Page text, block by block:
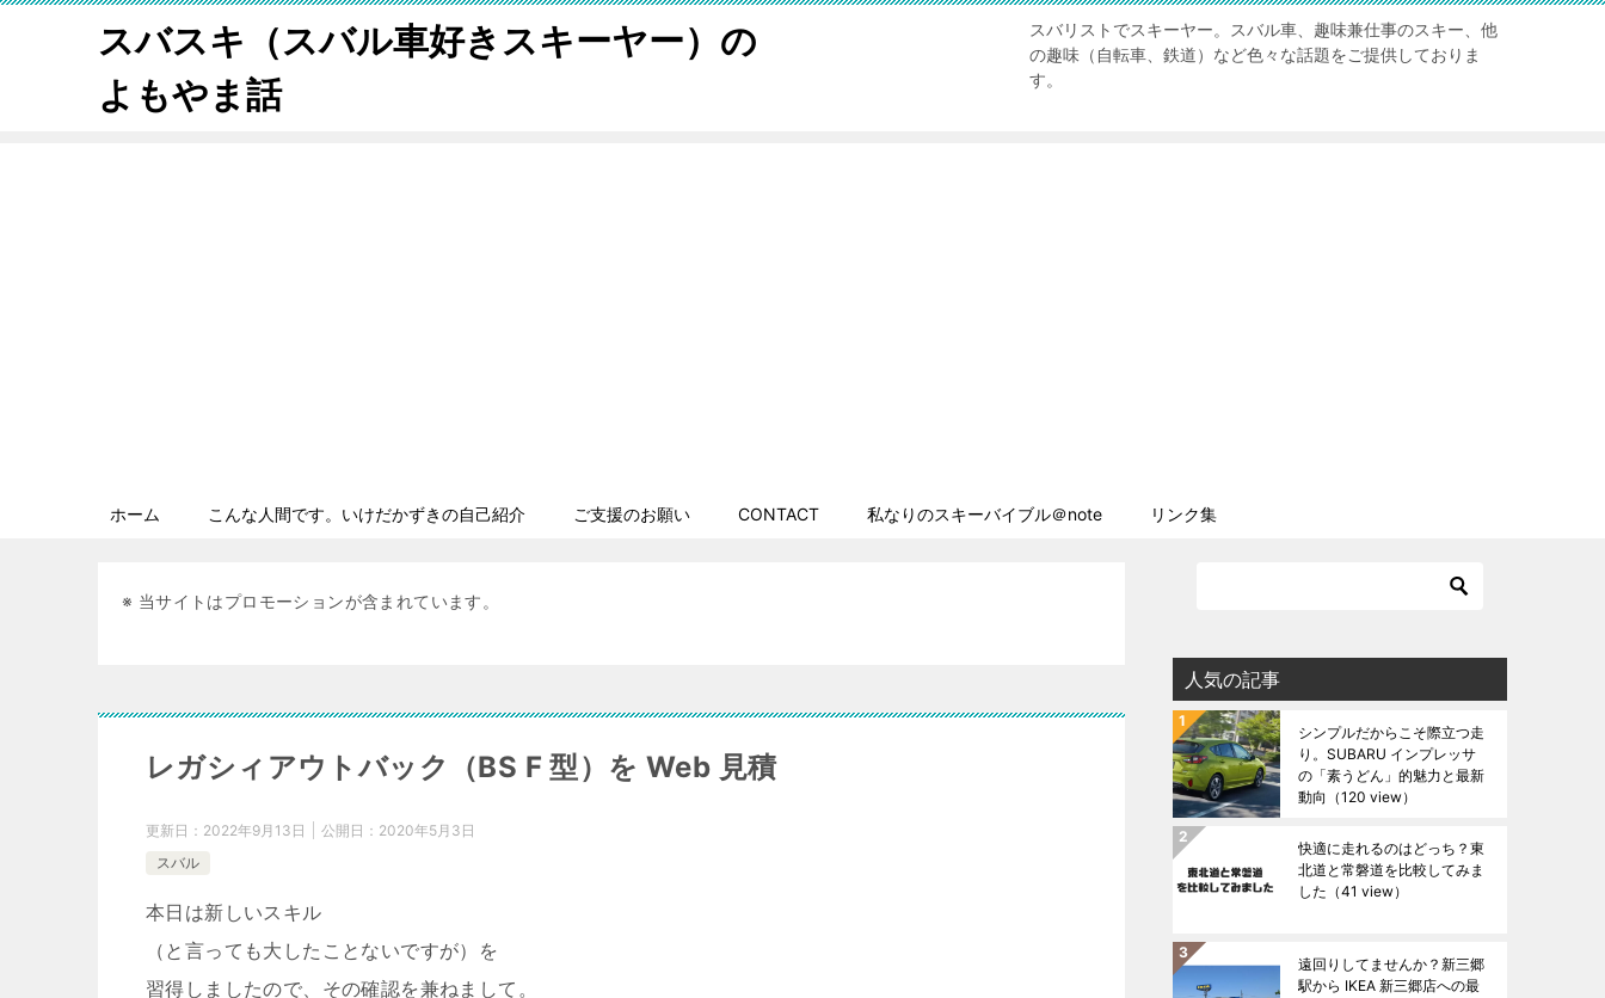
スバスキ（スバル車好きスキーヤー）の
よもやま話
スバリストでスキーヤー。スバル車、趣味兼仕事のスキー、他
の趣味（自転車、鉄道）など色々な話題をご提供しておりま
す。
ホーム こんな人間です。いけだかずきの自己紹介 ご支援のお願い CONTACT 私なりのスキーバイブル＠note リンク集
※ 当サイトはプロモーションが含まれています。
レガシィアウトバック（BS F 型）を Web 見積
更新日： 2022年9月13日 公開日： 2020年5月3日
スバル
本日は新しいスキル
（と言っても大したことないですが）を
習得しましたので、その確認を兼ねまして。
人気の記事
シンプルだからこそ際立つ走
り。SUBARU インプレッサ
の「素うどん」的魅力と最新
動向 （120 view）
快適に走れるのはどっち？東
北道と常磐道を比較してみま
した （41 view）
遠回りしてませんか？新三郷
駅から IKEA 新三郷店への最